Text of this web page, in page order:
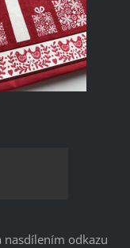
odkazu